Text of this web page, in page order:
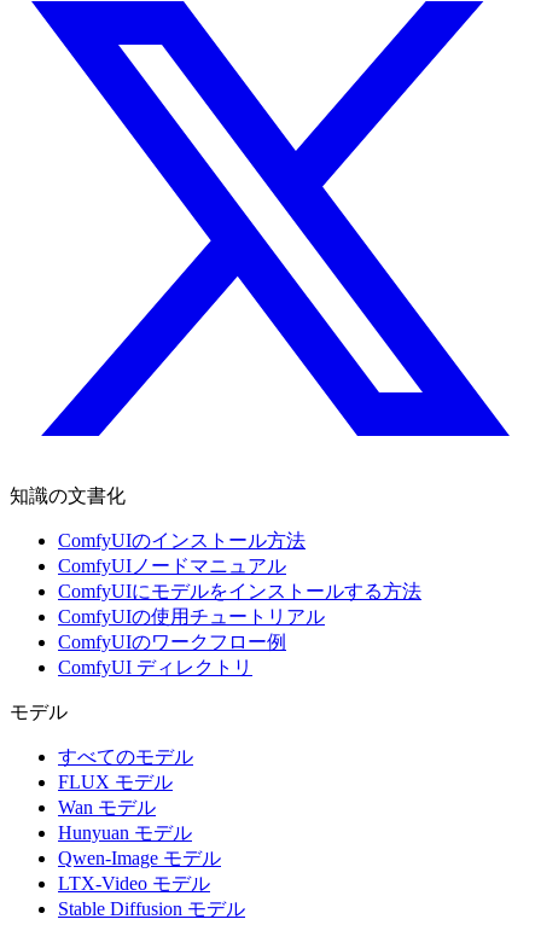
知識の文書化
ComfyUIのインストール方法
ComfyUIノードマニュアル
ComfyUIにモデルをインストールする方法
ComfyUIの使用チュートリアル
ComfyUIのワークフロー例
ComfyUI ディレクトリ
モデル
すべてのモデル
FLUX モデル
Wan モデル
Hunyuan モデル
Qwen-Image モデル
LTX-Video モデル
Stable Diffusion モデル